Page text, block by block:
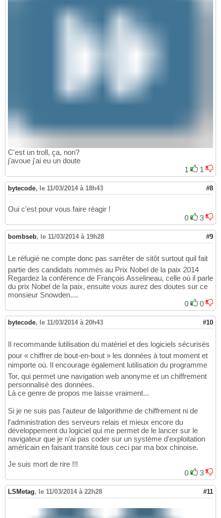
C'est un troll, ça, non?
j'avoue j'ai eu un doute
1
1
bytecode, le 11/03/2014 à 18h43 #8
Oui c'est pour vous faire réagir !
0
3
bombseb, le 11/03/2014 à 19h28 #9
Le réfugié ne compte donc pas sarrêter de sitôt surtout quil fait
partie des candidats nommés au Prix Nobel de la paix 2014
Regardez la conférence de François Asselineau, celle où il parle
du prix Nobel de la paix, ensuite vous aurez des doutes sur ce
monsieur Snowden....
0
0
bytecode, le 11/03/2014 à 20h43 #10
Il recommande lutilisation du matériel et des logiciels sécurisés
pour « chiffrer de bout-en-bout » les données à tout moment et
nimporte où. Il encourage également lutilisation du programme
Tor, qui permet une navigation web anonyme et un chiffrement
personnalisé des données.
Là ce genre de propos me laisse vraiment...
Si je ne suis pas l'auteur de lalgorithme de chiffrement ni de
l'administration des serveurs relais et mieux encore du
développement du logiciel qui me permet de le lancer sur le
navigateur que je n'ai pas coder sur un système d'exploitation
américain en faisant transité tous ceci par ma box chinoise.
Je suis mort de rire !!!
0
3
LSMetag, le 11/03/2014 à 22h28 #11